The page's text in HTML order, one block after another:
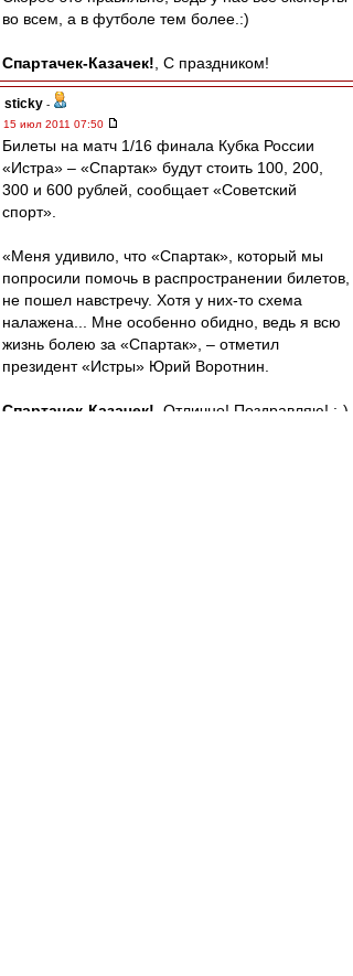
во всем, а в футболе тем более.:)
Спартачек-Казачек! , С праздником!
sticky -
15 июл 2011 07:50
Билеты на матч 1/16 финала Кубка России
«Истра» – «Спартак» будут стоить 100, 200,
300 и 600 рублей, сообщает «Советский
спорт».
«Меня удивило, что «Спартак», который мы
попросили помочь в распространении билетов,
не пошел навстречу. Хотя у них-то схема
налажена... Мне особенно обидно, ведь я всю
жизнь болею за «Спартак», – отметил
президент «Истры» Юрий Воротнин.
Спартачек-Казачек! , Отлично! Поздравляю! :-)